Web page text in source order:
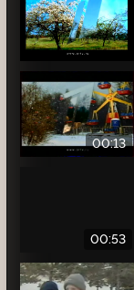
00:13
00:53